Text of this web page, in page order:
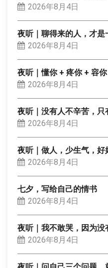
2026年8月4日
夜听｜聊得来的人，才是
2026年8月4日
夜听｜懂你 + 疼你 + 容
2026年8月4日
夜听｜没有人不辛苦，只
2026年8月4日
夜听｜做人，少生气，好
2026年8月4日
七夕，写给自己的情书
2026年8月4日
夜听｜我不敢哭，因为没
2026年8月4日